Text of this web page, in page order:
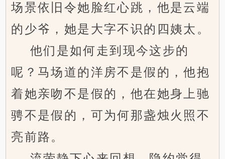
场景依旧令她脸红心跳，他是云端
的少爷，她是大字不识的四姨太。
他们是如何走到现今这步的
呢？马场道的洋房不是假的，他抱
着她亲吻不是假的，他在她身上驰
骋不是假的，可为何那盏烛火照不
亮前路。